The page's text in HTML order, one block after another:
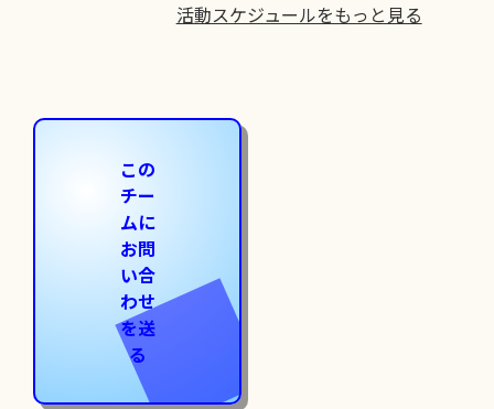
活動スケジュールをもっと見る
この
チー
ムに
お問
い合
わせ
を送
る